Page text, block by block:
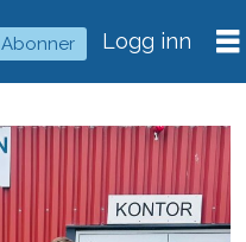
Abonner Logg inn